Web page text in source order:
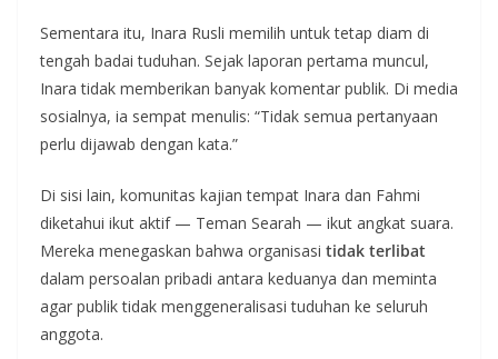
Sementara itu, Inara Rusli memilih untuk tetap diam di
tengah badai tuduhan. Sejak laporan pertama muncul,
Inara tidak memberikan banyak komentar publik. Di media
sosialnya, ia sempat menulis: “Tidak semua pertanyaan
perlu dijawab dengan kata.”
Di sisi lain, komunitas kajian tempat Inara dan Fahmi
diketahui ikut aktif — Teman Searah — ikut angkat suara.
Mereka menegaskan bahwa organisasi tidak terlibat
dalam persoalan pribadi antara keduanya dan meminta
agar publik tidak menggeneralisasi tuduhan ke seluruh
anggota.